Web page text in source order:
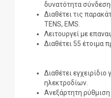
δυνατότητα
Διαθέτει τις
TENS, EMS.
Λειτουργεί με
Διαθέτει 55 έτοιμα
Διαθέτει
ηλεκτροδίων.
Ανεξάρτητη ρύθμιση